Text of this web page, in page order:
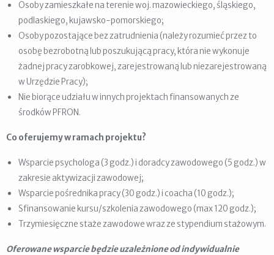
Osoby zamieszkałe na terenie woj. mazowieckiego, śląskiego,
podlaskiego, kujawsko-pomorskiego;
Osoby pozostające bez zatrudnienia (należy rozumieć przez to
osobę bezrobotną lub poszukującą pracy, która nie wykonuje
żadnej pracy zarobkowej, zarejestrowaną lub niezarejestrowaną
w Urzędzie Pracy);
Nie biorące udziału w innych projektach finansowanych ze
środków PFRON.
Co oferujemy w ramach projektu?
Wsparcie psychologa (3 godz.) i doradcy zawodowego (5 godz.) w
zakresie aktywizacji zawodowej;
Wsparcie pośrednika pracy (30 godz.) i coacha (10 godz.);
Sfinansowanie kursu/szkolenia zawodowego (max 120 godz.);
Trzymiesięczne staże zawodowe wraz ze stypendium stażowym.
Oferowane wsparcie będzie uzależnione od indywidualnie